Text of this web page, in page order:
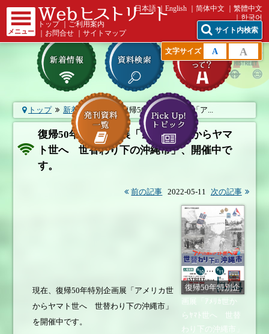
メニュー
トップ
ご利用案内
お問合せ ｜サイトマップ
日本語 English 简体中文
繁體中文
한국어
サイト内検索
文字サイズ A A
トップ 新着情報一覧 復帰50年特別企画展「ア...
復帰50年特別企画展「アメリカ世からヤマ
ト世へ 世替わり下の沖縄市」、開催中で
す。
前の記事 2022-05-11 次の記事
復帰50年特別企
画展「ｱﾒﾘｶ世か
らﾔﾏﾄ世へ 世替
わり下の沖縄市」
現在、復帰50年特別企画展「アメリカ世
からヤマト世へ 世替わり下の沖縄市」
を開催中です。